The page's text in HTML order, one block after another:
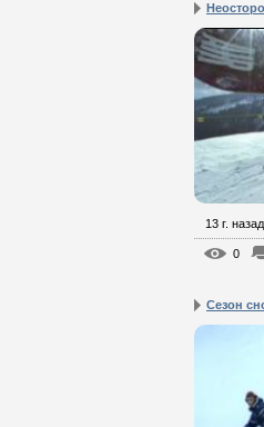
13 г. назад
0
Сезон